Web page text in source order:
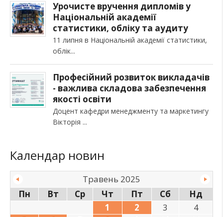
Урочисте вручення дипломів у
Національній академії
статистики, обліку та аудиту
11 липня в Національній академії статистики,
облік
Професійний розвиток викладачів
- важлива складова забезпечення
якості освіти
Доцент кафедри менеджменту та маркетингу
Вікторія
Календар новин
Травень 2025
Пн
Вт Ср Чт Пт Сб
Нд
1
2 3
4